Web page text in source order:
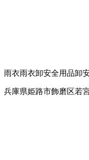
雨衣雨衣卸安全用品卸
兵庫県姫路市飾磨区若